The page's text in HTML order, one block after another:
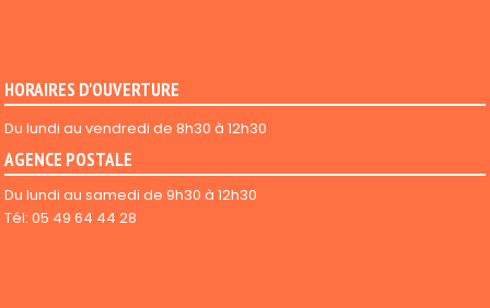
HORAIRES D'OUVERTURE
Du lundi au vendredi de 8h30 à 12h30
AGENCE POSTALE
Du lundi au samedi de 9h30 à 12h30
Tél: 05 49 64 44 28